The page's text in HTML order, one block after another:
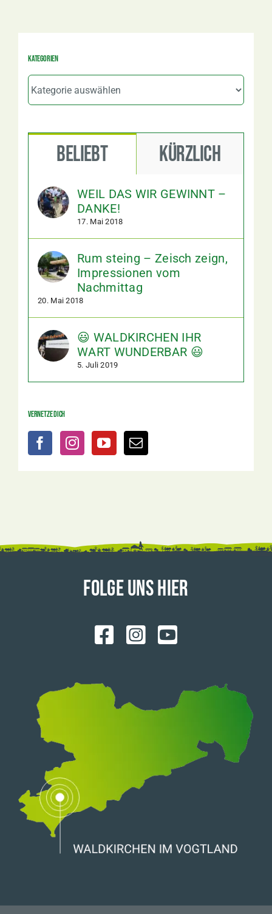
Kategorien
Kategorien
Beliebt Kürzlich
WEIL DAS WIR GEWINNT –
DANKE!
17. Mai 2018
Rum steing – Zeisch zeign,
Impressionen vom
Nachmittag
20. Mai 2018
😃 WALDKIRCHEN IHR
WART WUNDERBAR 😃
5. Juli 2019
Vernetze dich
FOLGE UNS HIER